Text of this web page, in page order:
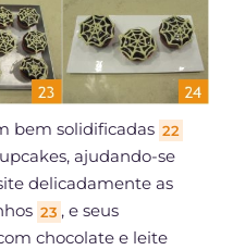
bem solidificadas 22
ajudando-se
delicadamente as
23 , e seus
chocolate e leite